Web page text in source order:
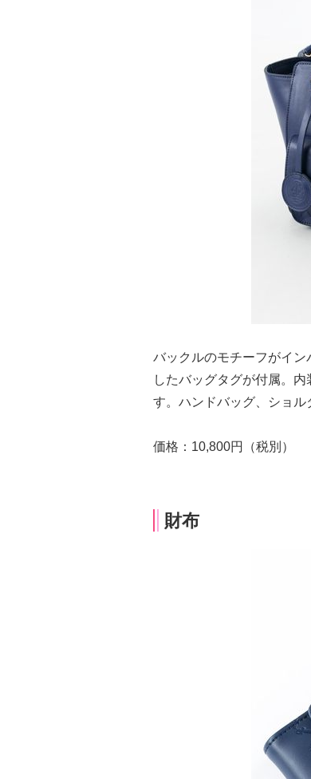
バックルのモチーフがイ
したバッグタグが付属。
す。ハンドバッグ、ショル
価格：10,800円（税別）
財布